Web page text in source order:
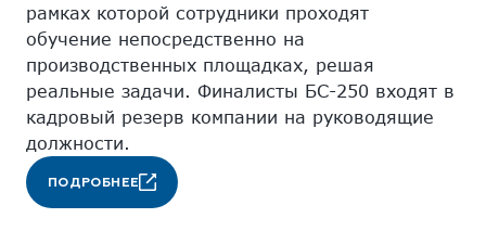
рамках которой сотрудники проходят
обучение непосредственно на
производственных площадках, решая
реальные задачи. Финалисты БС-250 входят в
кадровый резерв компании на руководящие
должности.
ПОДРОБНЕЕ